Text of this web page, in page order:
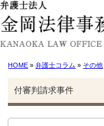
HOME »弁護士コラム » その他
付審判請求事件